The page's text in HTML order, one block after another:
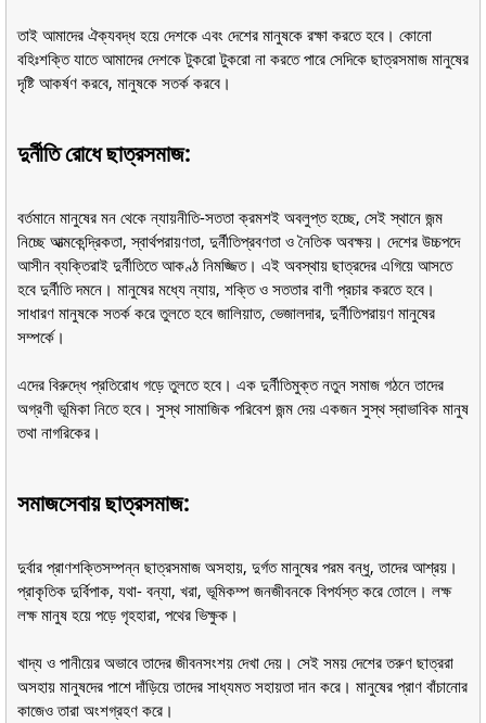
তাই আমাদের ঐক্যবদ্ধ হয়ে দেশকে এবং দেশের মানুষকে রক্ষা করতে হবে। কোনো
বহিঃশক্তি যাতে আমাদের দেশকে টুকরো টুকরো না করতে পারে সেদিকে ছাত্রসমাজ মানুষের
দৃষ্টি আকর্ষণ করবে, মানুষকে সতর্ক করবে।
দুর্নীতি রোধে ছাত্রসমাজ:
বর্তমানে মানুষের মন থেকে ন্যায়নীতি-সততা ক্রমশই অবলুপ্ত হচ্ছে, সেই স্থানে জন্ম
নিচ্ছে আত্মকেন্দ্রিকতা, স্বার্থপরায়ণতা, দুর্নীতিপ্রবণতা ও নৈতিক অবক্ষয়। দেশের উচ্চপদে
আসীন ব্যক্তিরাই দুর্নীতিতে আকণ্ঠ নিমজ্জিত। এই অবস্থায় ছাত্রদের এগিয়ে আসতে
হবে দুর্নীতি দমনে। মানুষের মধ্যে ন্যায়, শক্তি ও সততার বাণী প্রচার করতে হবে।
সাধারণ মানুষকে সতর্ক করে তুলতে হবে জালিয়াত, ভেজালদার, দুর্নীতিপরায়ণ মানুষের
সম্পর্কে।
এদের বিরুদ্ধে প্রতিরোধ গড়ে তুলতে হবে। এক দুর্নীতিমুক্ত নতুন সমাজ গঠনে তাদের
অগ্রণী ভূমিকা নিতে হবে। সুস্থ সামাজিক পরিবেশ জন্ম দেয় একজন সুস্থ স্বাভাবিক মানুষ
তথা নাগরিকের।
সমাজসেবায় ছাত্রসমাজ:
দুর্বার প্রাণশক্তিসম্পন্ন ছাত্রসমাজ অসহায়, দুর্গত মানুষের পরম বন্ধু, তাদের আশ্রয়।
প্রাকৃতিক দুর্বিপাক, যথা- বন্যা, খরা, ভূমিকম্প জনজীবনকে বিপর্যস্ত করে তোলে। লক্ষ
লক্ষ মানুষ হয়ে পড়ে গৃহহারা, পথের ভিক্ষুক।
খাদ্য ও পানীয়ের অভাবে তাদের জীবনসংশয় দেখা দেয়। সেই সময় দেশের তরুণ ছাত্ররা
অসহায় মানুষদের পাশে দাঁড়িয়ে তাদের সাধ্যমত সহায়তা দান করে। মানুষের প্রাণ বাঁচানোর
কাজেও তারা অংশগ্রহণ করে।